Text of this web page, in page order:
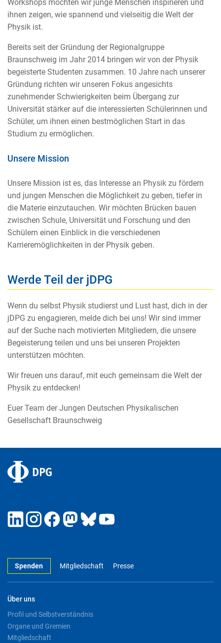
Workshops möchten wir junge Menschen inspirieren und
ihnen zeigen, wie spannend und vielseitig die Welt der
Physik ist.
Bereits seit der Gründung der Regionalgruppe
Braunschweig im Jahr 2014 bringen wir von der Physik
begeisterte Studenten zusammen. 10 Jahre nach unserer
Gründung richten wir unseren Fokus angesichts
zunehmender Schwierigkeiten beim Übergang zur
Universität stärker auf die interessierten Schülerinnen und
Schüler, um ihnen einen bestmöglichen Start in das
Studium zu ermöglichen.
Unsere Mission
Unsere Mission ist es, das Interesse an Physik zu fördern
und jungen Menschen die Möglichkeit zu geben, tiefer in
die Materie einzutauchen. Wir möchten Brücken bauen
zwischen Schule, Universität und Forschung und den
Schülern einen Einblick in die verschiedenen
Karrieremöglichkeiten in der Physik geben.
Werde Teil der jDPG
Wenn du selbst Physik studierst und Lust hast, dich in der
jDPG zu engagieren, melde dich bei uns! Wir sind immer
auf der Suche nach motivierten Mitgliedern, die unsere
Begeisterung teilen und uns bei unseren Projekten
unterstützen möchten.
Wir freuen uns darauf, mit euch gemeinsam die Welt der
Physik zu entdecken!
Euer Team der Jungen Deutschen Physikalischen
Gesellschaft Braunschweig
Spenden Mitgliedschaft Presse
Über uns
Profil und Selbstverständnis
Organe und Gremien
Mitgliedschaft